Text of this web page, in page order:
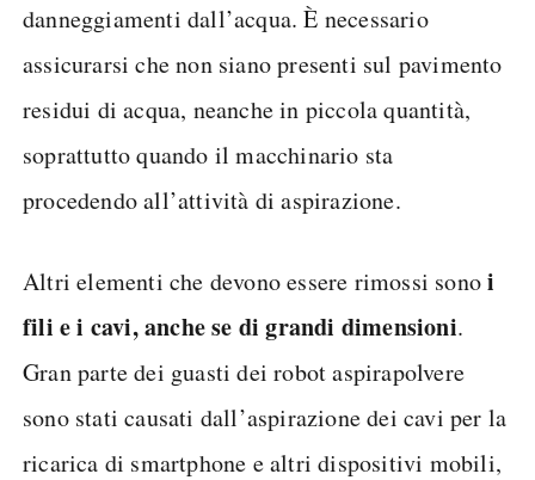
danneggiamenti dall’acqua. È necessario
assicurarsi che non siano presenti sul pavimento
residui di acqua, neanche in piccola quantità,
soprattutto quando il macchinario sta
procedendo all’attività di aspirazione.
Altri elementi che devono essere rimossi sonoi
fili e i cavi, anche se di grandi dimensioni.
Gran parte dei guasti dei robot aspirapolvere
sono stati causati dall’aspirazione dei cavi per la
ricarica di smartphone e altri dispositivi mobili,